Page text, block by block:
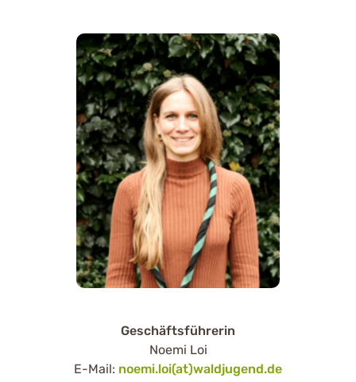
Geschäftsführerin
Noemi Loi
E-Mail: noemi.loi(at)waldjugend.de